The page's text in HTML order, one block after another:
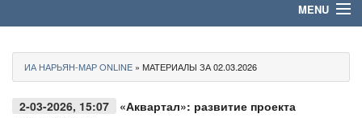
MENU
Политика
ИА НАРЬЯН-МАР ONLINE » МАТЕРИАЛЫ ЗА 02.03.2026
2-03-2026, 15:07
«Аквартал»: развитие проекта